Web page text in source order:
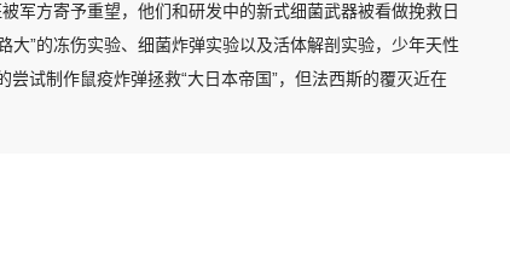
军方寄予重望，他们和研发中的新式细菌武器被看做挽救日
”的冻伤实验、细菌炸弹实验以及活体解剖实验，少年天性
试制作鼠疫炸弹拯救“大日本帝国”，但法西斯的覆灭近在